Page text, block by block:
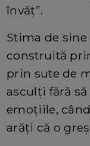
învăț”.
Stima de
construită
prin sute de
asculți fără
emoțiile,
arăți că o